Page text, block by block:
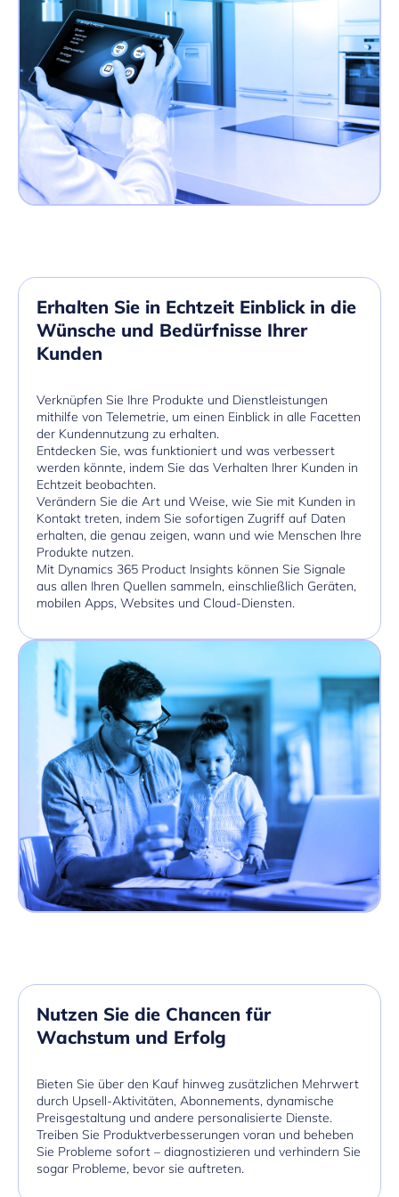
Erhalten Sie in Echtzeit Einblick in die
Wünsche und Bedürfnisse Ihrer
Kunden
Verknüpfen Sie Ihre Produkte und Dienstleistungen
mithilfe von Telemetrie, um einen Einblick in alle Facetten
der Kundennutzung zu erhalten.
Entdecken Sie, was funktioniert und was verbessert
werden könnte, indem Sie das Verhalten Ihrer Kunden in
Echtzeit beobachten.
Verändern Sie die Art und Weise, wie Sie mit Kunden in
Kontakt treten, indem Sie sofortigen Zugriff auf Daten
erhalten, die genau zeigen, wann und wie Menschen Ihre
Produkte nutzen.
Mit Dynamics 365 Product Insights können Sie Signale
aus allen Ihren Quellen sammeln, einschließlich Geräten,
mobilen Apps, Websites und Cloud-Diensten.
Nutzen Sie die Chancen für
Wachstum und Erfolg
Bieten Sie über den Kauf hinweg zusätzlichen Mehrwert
durch Upsell-Aktivitäten, Abonnements, dynamische
Preisgestaltung und andere personalisierte Dienste.
Treiben Sie Produktverbesserungen voran und beheben
Sie Probleme sofort – diagnostizieren und verhindern Sie
sogar Probleme, bevor sie auftreten.